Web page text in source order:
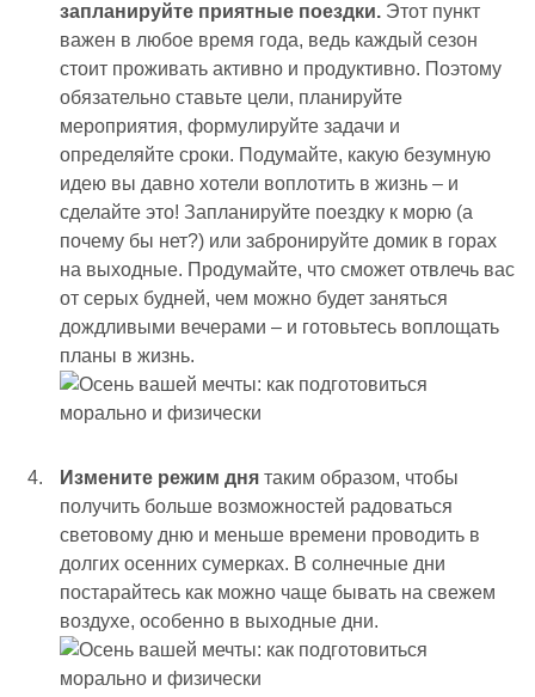
запланируйте приятные поездки. Этот пункт
важен в любое время года, ведь каждый сезон
стоит проживать активно и продуктивно. Поэтому
обязательно ставьте цели, планируйте
мероприятия, формулируйте задачи и
определяйте сроки. Подумайте, какую безумную
идею вы давно хотели воплотить в жизнь – и
сделайте это! Запланируйте поездку к морю (а
почему бы нет?) или забронируйте домик в горах
на выходные. Продумайте, что сможет отвлечь вас
от серых будней, чем можно будет заняться
дождливыми вечерами – и готовьтесь воплощать
планы в жизнь.
Измените режим дня таким образом, чтобы
получить больше возможностей радоваться
световому дню и меньше времени проводить в
долгих осенних сумерках. В солнечные дни
постарайтесь как можно чаще бывать на свежем
воздухе, особенно в выходные дни.